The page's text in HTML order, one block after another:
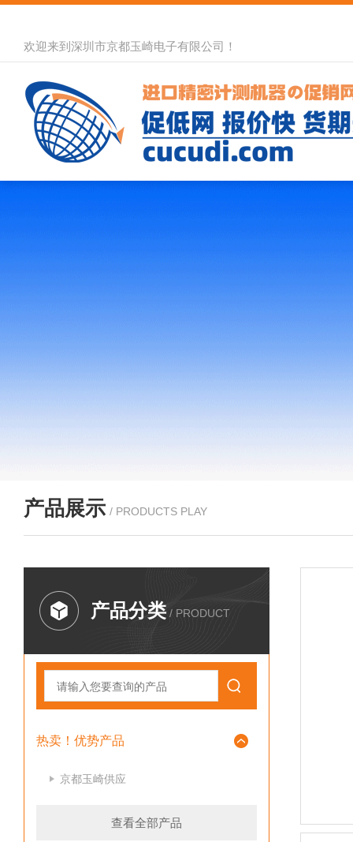
欢迎来到深圳市京都玉崎电子有限公司！
产品展示 / PRODUCTS PLAY
产品分类 / PRODUCT
热卖！优势产品
京都玉崎供应
查看全部产品